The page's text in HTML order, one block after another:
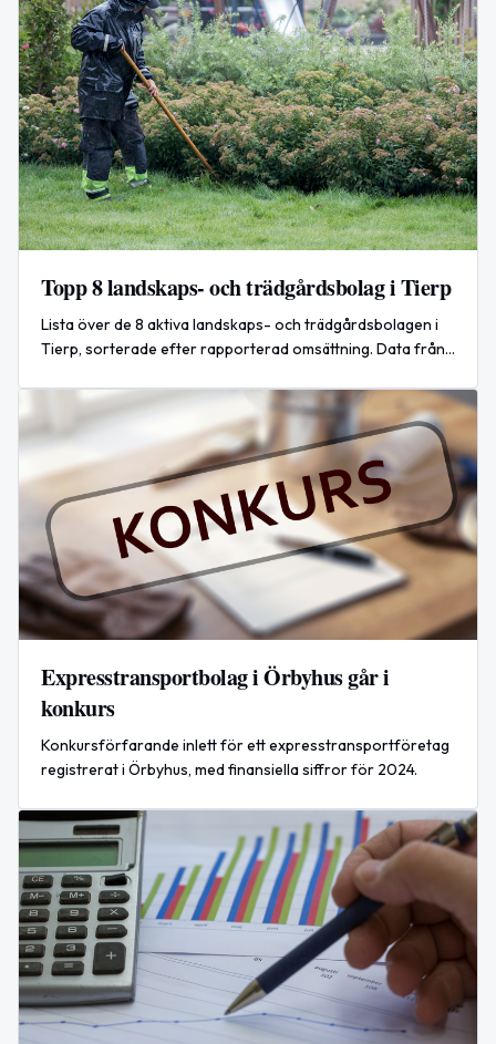
Topp 8 landskaps- och trädgårdsbolag i Tierp
Lista över de 8 aktiva landskaps- och trädgårdsbolagen i
Tierp, sorterade efter rapporterad omsättning. Data från
Expresstransportbolag i Örbyhus går i
konkurs
Konkursförfarande inlett för ett expresstransportföretag
registrerat i Örbyhus, med finansiella siffror för 2024.